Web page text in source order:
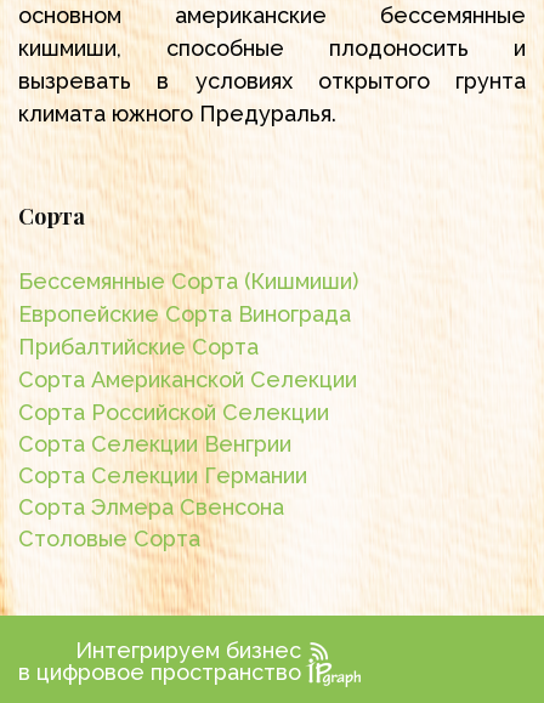
основном американские бессемянные
кишмиши, способные плодоносить и
вызревать в условиях открытого грунта
климата южного Предуралья.
Сорта
Бессемянные Сорта (Кишмиши)
Европейские Сорта Винограда
Прибалтийские Сорта
Сорта Американской Селекции
Сорта Российской Селекции
Сорта Селекции Венгрии
Сорта Селекции Германии
Сорта Элмера Свенсона
Столовые Сорта
Интегрируем бизнес
в цифровое пространство